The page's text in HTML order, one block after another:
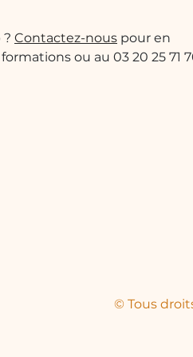
leur smartphone pour
commercial peut recevoir
renvoyer immédiatement,
des documents en
Contactez-nous pour en
ou au 03 20 25 71
© Tous